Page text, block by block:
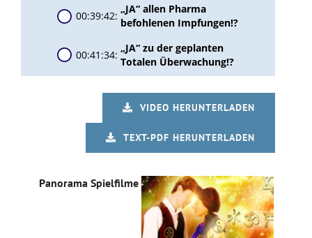
VIDEO HERUNTERLADEN
TEXT-PDF HERUNTERLADEN
Panorama Spielfilme